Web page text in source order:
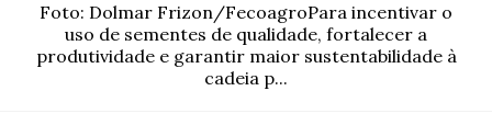
Foto: Dolmar Frizon/FecoagroPara incentivar o
uso de sementes de qualidade, fortalecer a
produtividade e garantir maior sustentabilidade à
cadeia p...